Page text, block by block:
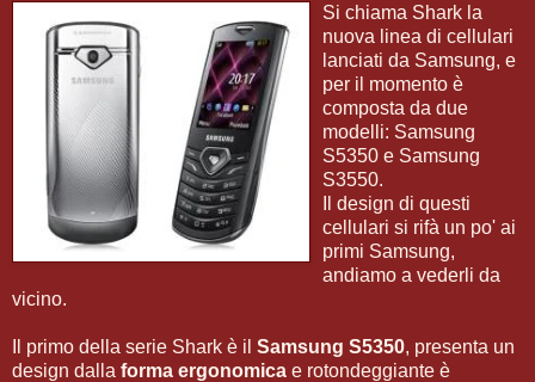
Si chiama Shark la
nuova linea di cellulari
lanciati da Samsung, e
per il momento è
composta da due
modelli: Samsung
S5350 e Samsung
S3550.
Il design di questi
cellulari si rifà un po' ai
primi Samsung,
andiamo a vederli da
vicino.
Il primo della serie Shark è il Samsung S5350, presenta un
design dalla forma ergonomica e rotondeggiante è